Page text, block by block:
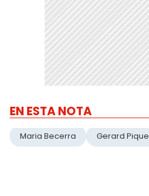
EN ESTA NOTA
Maria Becerra Gerard Pique